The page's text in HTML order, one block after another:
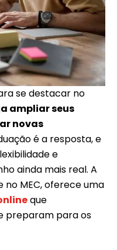
se destacar no
ampliar seus
novas
é a resposta, e
e
ainda mais real. A
no MEC, oferece uma
que
preparam para os